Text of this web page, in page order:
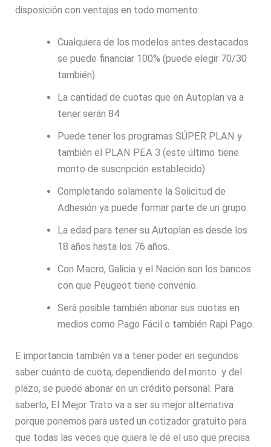
disposición con ventajas en todo momento:
Cualquiera de los modelos antes destacados
se puede financiar 100% (puede elegir 70/30
también).
La cantidad de cuotas que en Autoplan va a
tener serán 84.
Puede tener los programas SÚPER PLAN y
también el PLAN PEA 3 (este último tiene
monto de suscripción establecido).
Completando solamente la Solicitud de
Adhesión ya puede formar parte de un grupo.
La edad para tener su Autoplan es desde los
18 años hasta los 76 años.
Con Macro, Galicia y el Nación son los bancos
con que Peugeot tiene convenio.
Será posible también abonar sus cuotas en
medios como Pago Fácil o también Rapi Pago.
E importancia también va a tener poder en segundos
saber cuánto de cuota, dependiendo del monto y del
plazo, se puede abonar en un crédito personal. Para
saberlo, El Mejor Trato va a ser su mejor alternativa
porque ponemos para usted un cotizador gratuito para
que todas las veces que quiera le dé el uso que precisa